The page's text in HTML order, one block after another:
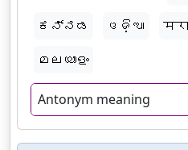
ಕನ್ನಡ
ଓଡ଼ିଆ
മലയാളം
Antonym meaning